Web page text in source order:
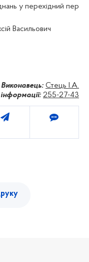
у перехідний
Васильович
Виконавець: Стець І.А.
255-27-43